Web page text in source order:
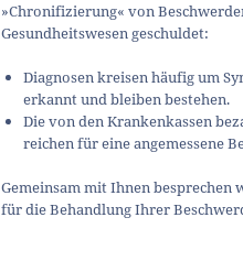
»Chronifizierung« von
Gesundheitswesen geschuldet:
Diagnosen kreisen häufig um
erkannt und bleiben bestehen.
Die von den Krankenkassen
reichen für eine angemessene
Gemeinsam mit Ihnen besprechen
für die Behandlung Ihrer